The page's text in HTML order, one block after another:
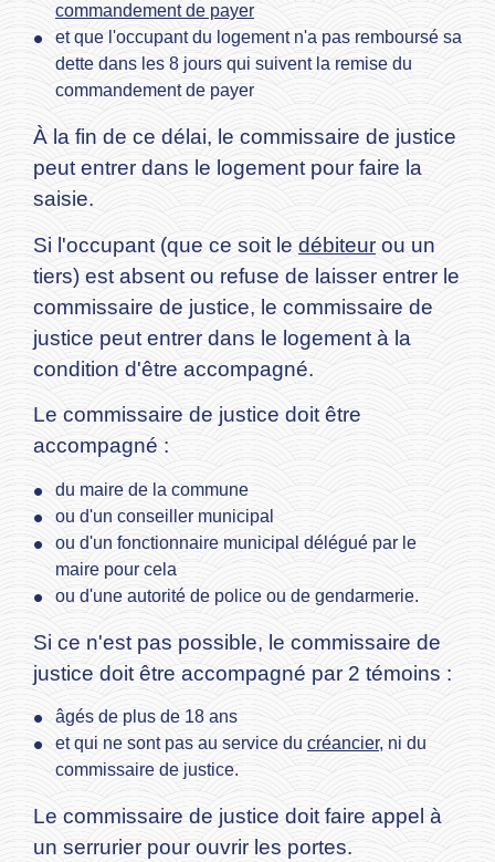
commandement de payer
et que l'occupant du logement n'a pas remboursé sa
dette dans les 8 jours qui suivent la remise du
commandement de payer
À la fin de ce délai, le commissaire de justice
peut entrer dans le logement pour faire la
saisie.
Si l'occupant (que ce soit le débiteur ou un
tiers) est absent ou refuse de laisser entrer le
commissaire de justice, le commissaire de
justice peut entrer dans le logement à la
condition d'être accompagné.
Le commissaire de justice doit être
accompagné :
du maire de la commune
ou d'un conseiller municipal
ou d'un fonctionnaire municipal délégué par le
maire pour cela
ou d'une autorité de police ou de gendarmerie.
Si ce n'est pas possible, le commissaire de
justice doit être accompagné par 2 témoins :
âgés de plus de 18 ans
et qui ne sont pas au service du créancier, ni du
commissaire de justice.
Le commissaire de justice doit faire appel à
un serrurier pour ouvrir les portes.